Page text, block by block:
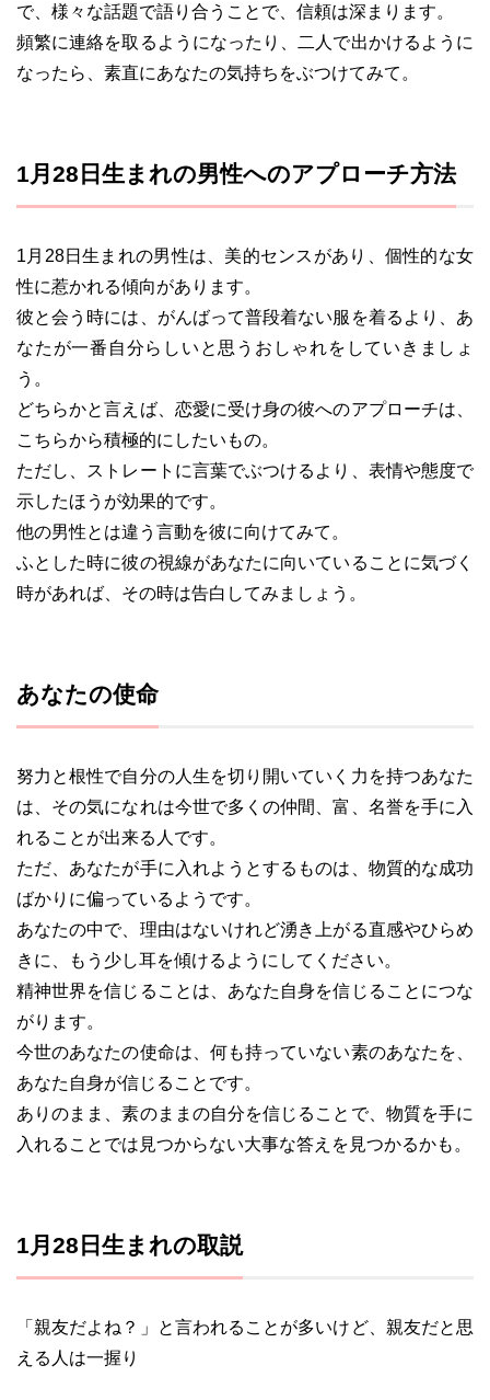
で、様々な話題で語り合うことで、信頼は深まります。
頻繁に連絡を取るようになったり、二人で出かけるように
なったら、素直にあなたの気持ちをぶつけてみて。
1月28日生まれの男性へのアプローチ方法
1月28日生まれの男性は、美的センスがあり、個性的な女
性に惹かれる傾向があります。
彼と会う時には、がんばって普段着ない服を着るより、あ
なたが一番自分らしいと思うおしゃれをしていきましょ
う。
どちらかと言えば、恋愛に受け身の彼へのアプローチは、
こちらから積極的にしたいもの。
ただし、ストレートに言葉でぶつけるより、表情や態度で
示したほうが効果的です。
他の男性とは違う言動を彼に向けてみて。
ふとした時に彼の視線があなたに向いていることに気づく
時があれば、その時は告白してみましょう。
あなたの使命
努力と根性で自分の人生を切り開いていく力を持つあなた
は、その気になれは今世で多くの仲間、富、名誉を手に入
れることが出来る人です。
ただ、あなたが手に入れようとするものは、物質的な成功
ばかりに偏っているようです。
あなたの中で、理由はないけれど湧き上がる直感やひらめ
きに、もう少し耳を傾けるようにしてください。
精神世界を信じることは、あなた自身を信じることにつな
がります。
今世のあなたの使命は、何も持っていない素のあなたを、
あなた自身が信じることです。
ありのまま、素のままの自分を信じることで、物質を手に
入れることでは見つからない大事な答えを見つかるかも。
1月28日生まれの取説
「親友だよね？」と言われることが多いけど、親友だと思
える人は一握り